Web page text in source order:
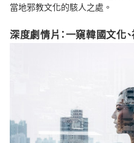
當地邪教文化的駭人之處。
深度劇情片：一窺韓國文化